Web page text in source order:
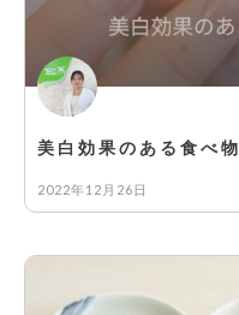
美白効果のある食べ物
2022年12月26日